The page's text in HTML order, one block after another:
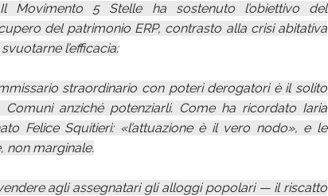
Movimento 5 Stelle ha sostenuto l’obiettivo del
del patrimonio ERP, contrasto alla crisi abitativa
l’efficacia:
straordinario con poteri derogatori è il solito
anziché potenziarli. Come ha ricordato Iaria
Felice Squitieri: «l’attuazione è il vero nodo», e le
non marginale.
agli assegnatari gli alloggi popolari — il riscatto